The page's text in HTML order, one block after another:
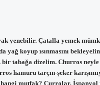
yenebilir. Çatalla yemek
koyup ısınmasını
bir tabağa dizelim. Churros
hamuru tarçın-şeker
mutfak? Çurrolar, İspanyol